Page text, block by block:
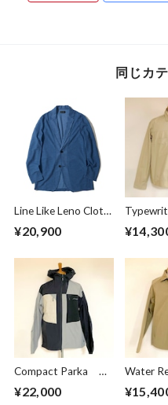
同じカ
Line Like Leno Cloth
¥20,900
Compact Parka
¥22,000
Water